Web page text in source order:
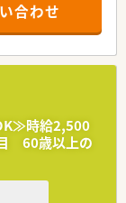
。
あります。
得たい方
合わせ
時給2,500
60歳以上の